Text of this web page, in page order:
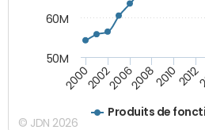
Produits de
200020022006200820102012
50M
60M
© JDN 2026